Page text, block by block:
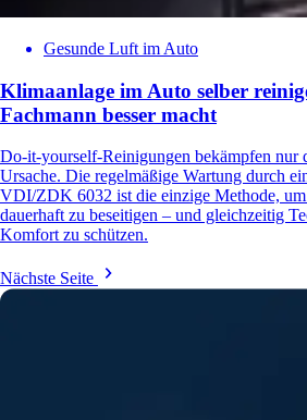
Gesunde Luft im Auto
Klimaanlage im Auto selber
Fachmann besser macht
Do-it-yourself-Reinigungen bekämpfen nur
Ursache. Die regelmäßige Wartung durch
VDI/ZDK 6032 ist die einzige Methode,
dauerhaft zu beseitigen – und gleichzeitig
Komfort zu schützen.
Nächste Seite